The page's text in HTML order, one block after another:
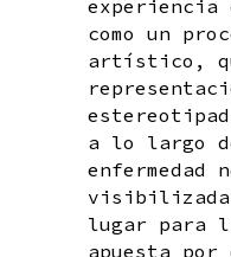
experiencia
como un
artístico,
a lo largo
enfermedad
visibilizada
lugar para
apuesta